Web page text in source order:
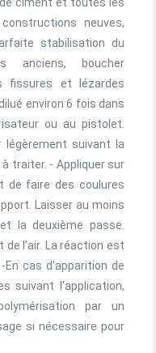
neuves,
stabilisation du
anciens, boucher
fissures et lézardes
environ 6 fois dans
ou au pistolet.
suivant la
traiter. - Appliquer sur
de faire des coulures
Laisser au moins
la deuxième passe.
de l’air. La réaction est
En cas d'apparition de
suivant l'application,
par un
si nécessaire pour